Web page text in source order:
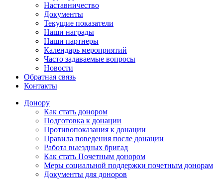
Наставничество
Документы
Текущие показатели
Наши награды
Наши партнеры
Календарь мероприятий
Часто задаваемые вопросы
Новости
Обратная связь
Контакты
Донору
Как стать донором
Подготовка к донации
Противопоказания к донации
Правила поведения после донации
Работа выездных бригад
Как стать Почетным донором
Меры социальной поддержки почетным донорам
Документы для доноров